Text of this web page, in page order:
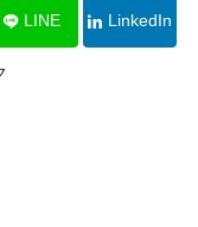
LINE LinkedIn